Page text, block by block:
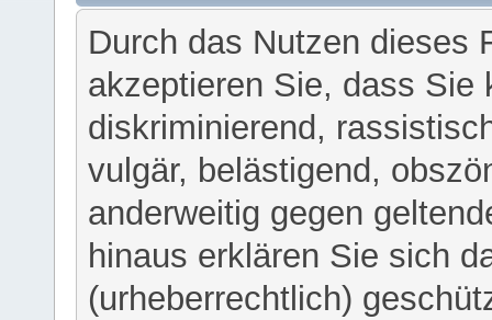
Durch das Nutzen dieses
akzeptieren Sie, dass Sie
diskriminierend,
vulgär, belästigend,
anderweitig gegen
hinaus erklären Sie sich
(urheberrechtlich)